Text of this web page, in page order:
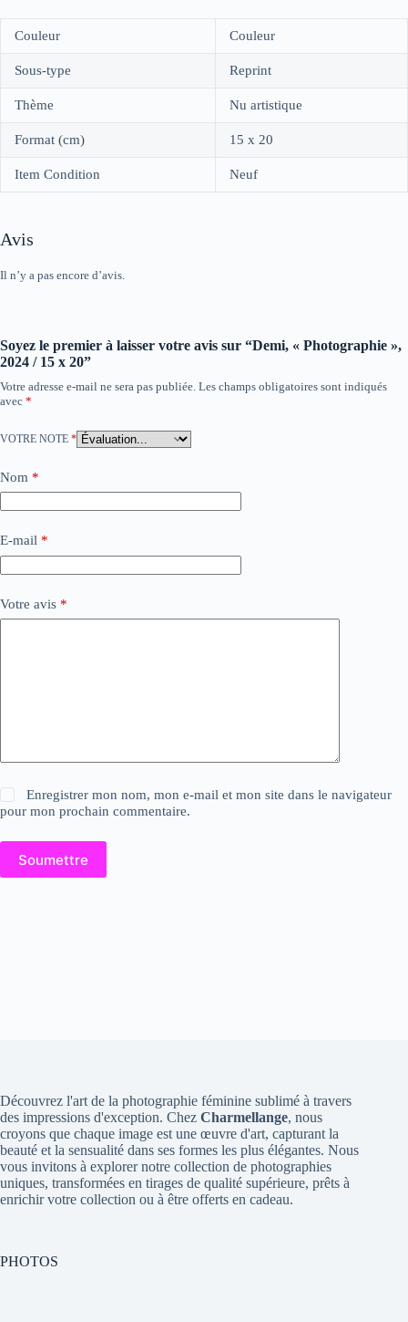
Couleur Couleur
Sous-type Reprint
Thème Nu artistique
Format (cm) 15 x 20
Item Condition Neuf
Avis
Il n’y a pas encore d’avis.
Soyez le premier à laisser votre avis sur “Demi, « Photographie »,
2024 / 15 x 20”
Votre adresse e-mail ne sera pas publiée. Les champs obligatoires sont indiqués
avec *
VOTRE NOTE *
Nom *
E-mail *
Votre avis *
Enregistrer mon nom, mon e-mail et mon site dans le navigateur
pour mon prochain commentaire.
Soumettre
Découvrez l'art de la photographie féminine sublimé à travers
des impressions d'exception. Chez Charmellange, nous
croyons que chaque image est une œuvre d'art, capturant la
beauté et la sensualité dans ses formes les plus élégantes. Nous
vous invitons à explorer notre collection de photographies
uniques, transformées en tirages de qualité supérieure, prêts à
enrichir votre collection ou à être offerts en cadeau.
PHOTOS